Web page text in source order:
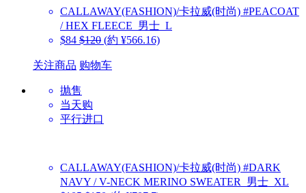
CALLAWAY(FASHION)/卡拉威(时尚) #PEACOAT
/ HEX FLEECE_男士_L
$84 $120 (約 ¥566.16)
关注商品 购物车
抛售
当天购
平行进口
CALLAWAY(FASHION)/卡拉威(时尚) #DARK
NAVY / V-NECK MERINO SWEATER_男士_XL